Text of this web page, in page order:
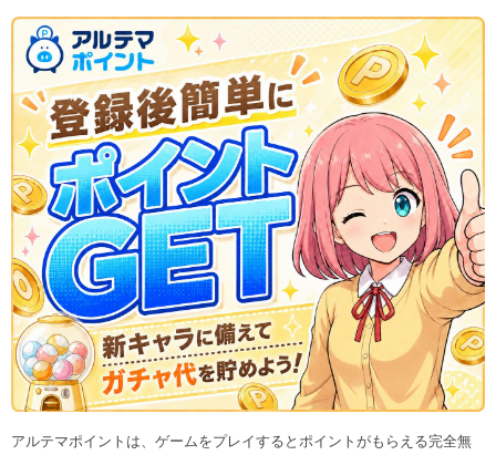
アルテマポイントは、ゲームをプレイするとポイントがもらえる完全無